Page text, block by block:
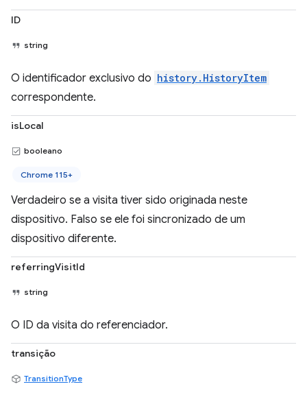
ID
string
O identificador exclusivo do history.HistoryItem
correspondente.
isLocal
booleano
Chrome 115+
Verdadeiro se a visita tiver sido originada neste
dispositivo. Falso se ele foi sincronizado de um
dispositivo diferente.
referringVisitId
string
O ID da visita do referenciador.
transição
TransitionType